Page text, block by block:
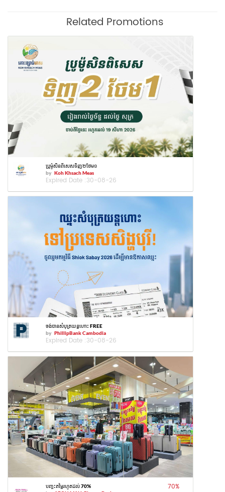
Related Promotions
ប្រូម៉ូសិនពីសេសទិញ២ថែម១
by Koh Khsach Meas
Expired Date :30-08-26
ចង់បានសំបុត្រយន្តហោះ FREE
by PhillipBank Cambodia
Expired Date :30-08-26
បញ្ចុះតម្លៃរហូតដល់ 70%
70%